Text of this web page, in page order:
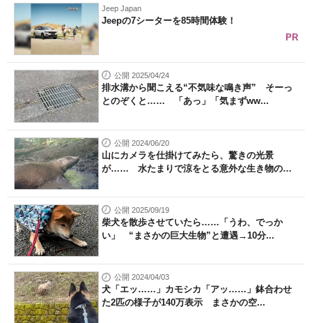
Jeep Japan
Jeepの7シーターを85時間体験！
PR
公開 2025/04/24
排水溝から聞こえる“不気味な鳴き声” そーっ
とのぞくと…… 「あっ」「気まずww...
公開 2024/06/20
山にカメラを仕掛けてみたら、驚きの光景
が…… 水たまりで涼をとる意外な生き物の
公開 2025/09/19
柴犬を散歩させていたら……「うわ、でっか
い」 “まさかの巨大生物”と遭遇→10分...
公開 2024/04/03
犬「エッ……」カモシカ「アッ……」鉢合わせ
た2匹の様子が140万表示 まさかの空...